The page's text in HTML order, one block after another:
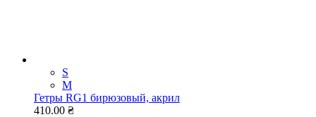
S
M
Гетры RG1 бирюзовый, акрил
410.00 ₴